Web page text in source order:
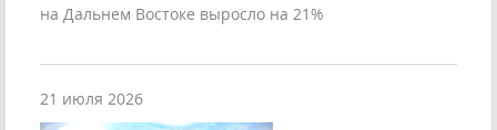
на Дальнем Востоке выросло на 21%
21 июля 2026